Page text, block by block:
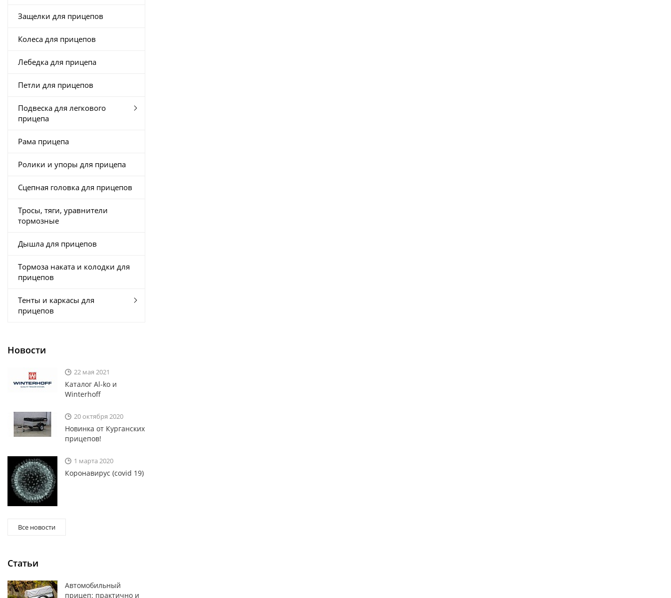
Защелки для прицепов
Колеса для прицепов
Лебедка для прицепа
Петли для прицепов
Подвеска для легкового
прицепа
Рама прицепа
Ролики и упоры для прицепа
Сцепная головка для прицепов
Тросы, тяги, уравнители
тормозные
Дышла для прицепов
Тормоза наката и колодки для
прицепов
Тенты и каркасы для
прицепов
Новости
22 мая 2021
Каталог Al-ko и
Winterhoff
20 октября 2020
Новинка от Курганских
прицепов!
1 марта 2020
Коронавирус (covid 19)
Все новости
Статьи
Автомобильный
прицеп: практично и